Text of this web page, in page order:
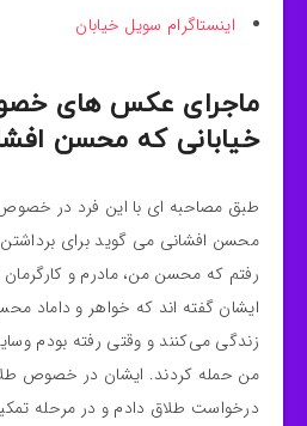
اینستاگرام سویل خیابان
ماجرای عکس های
خیابانی که محسن
طبق مصاحبه ای با این فرد در
محسن افشانی می‌ گوید برای
رفتم که محسن من، مادرم و
ایشان گفته اند که خواهر و داماد
زندگی می‌کنند و وقتی رفته بودم
درخواست طلاق دادم و در مرحله